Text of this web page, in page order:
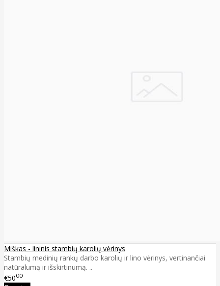
Miškas - lininis stambių karolių vėrinys
Stambių medinių rankų darbo karolių ir lino vėrinys, vertinančiai
natūralumą ir išskirtinumą. ..
€5000